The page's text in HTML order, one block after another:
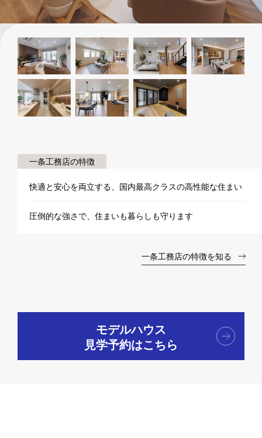
一条工務店の特徴
快適と安心を両立する、国内最高クラスの高性能な住まい
圧倒的な強さで、住まいも暮らしも守ります
一条工務店の特徴を知る
モデルハウス
見学予約はこちら